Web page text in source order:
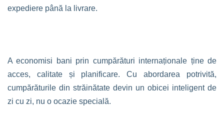
expediere până la livrare.
A economisi bani prin cumpărături internaționale ține de
acces, calitate și planificare. Cu abordarea potrivită,
cumpărăturile din străinătate devin un obicei inteligent de
zi cu zi, nu o ocazie specială.